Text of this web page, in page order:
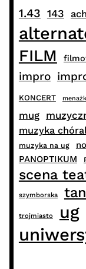
1.43 143
FILM
impro
KONCERT
mug
muzyka
muzyka na ug
PANOPTIKUM
scena
szymborska
trojmiasto
ug